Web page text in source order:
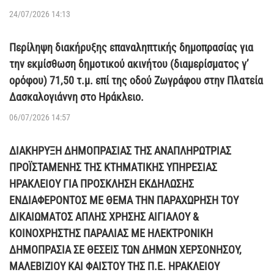
24/07/2026 14:13
Περίληψη διακήρυξης επαναληπτικής δημοπρασίας για
την εκμίσθωση δημοτικού ακινήτου (διαμερίσματος γ’
ορόφου) 71,50 τ.μ. επί της οδού Ζωγράφου στην Πλατεία
Δασκαλογιάννη στο Ηράκλειο.
06/07/2026 14:57
ΔΙΑΚΗΡΥΞΗ ΔΗΜΟΠΡΑΣΙΑΣ ΤΗΣ ΑΝΑΠΛΗΡΩΤΡΙΑΣ
ΠΡΟΪΣΤΑΜΕΝΗΣ ΤΗΣ ΚΤΗΜΑΤΙΚΗΣ ΥΠΗΡΕΣΙΑΣ
ΗΡΑΚΛΕΙΟΥ ΓΙΑ ΠΡΟΣΚΛΗΣΗ ΕΚΔΗΛΩΣΗΣ
ΕΝΔΙΑΦΕΡΟΝΤΟΣ ΜΕ ΘΕΜΑ ΤΗΝ ΠΑΡΑΧΩΡΗΣΗ ΤΟΥ
ΔΙΚΑΙΩΜΑΤΟΣ ΑΠΛΗΣ ΧΡΗΣΗΣ ΑΙΓΙΑΛΟΥ &
ΚΟΙΝΟΧΡΗΣΤΗΣ ΠΑΡΑΛΙΑΣ ΜΕ ΗΛΕΚΤΡΟΝΙΚΗ
ΔΗΜΟΠΡΑΣΙΑ ΣΕ ΘΕΣΕΙΣ ΤΩΝ ΔΗΜΩΝ ΧΕΡΣΟΝΗΣΟΥ,
ΜΑΛΕΒΙΖΙΟΥ ΚΑΙ ΦΑΙΣΤΟΥ ΤΗΣ Π.Ε. ΗΡΑΚΛΕΙΟΥ